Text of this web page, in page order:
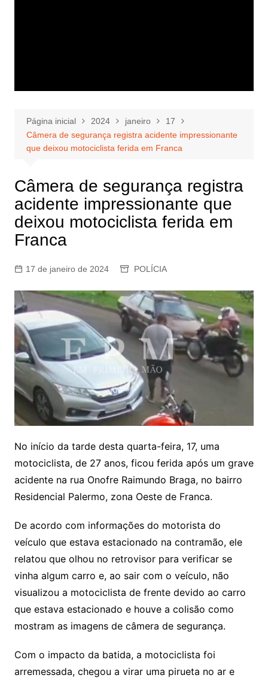
Página inicial 2024 janeiro
17
Câmera de segurança registra acidente impressionante
que deixou motociclista ferida em Franca
Câmera de segurança registra
acidente impressionante que
deixou motociclista ferida em
Franca
17 de janeiro de 2024 POLÍCIA
No início da tarde desta quarta-feira, 17, uma
motociclista, de 27 anos, ficou ferida após um grave
acidente na rua Onofre Raimundo Braga, no bairro
Residencial Palermo, zona Oeste de Franca.
De acordo com informações do motorista do
veículo que estava estacionado na contramão, ele
relatou que olhou no retrovisor para verificar se
vinha algum carro e, ao sair com o veículo, não
visualizou a motociclista de frente devido ao carro
que estava estacionado e houve a colisão como
mostram as imagens de câmera de segurança.
Com o impacto da batida, a motociclista foi
arremessada, chegou a virar uma pirueta no ar e